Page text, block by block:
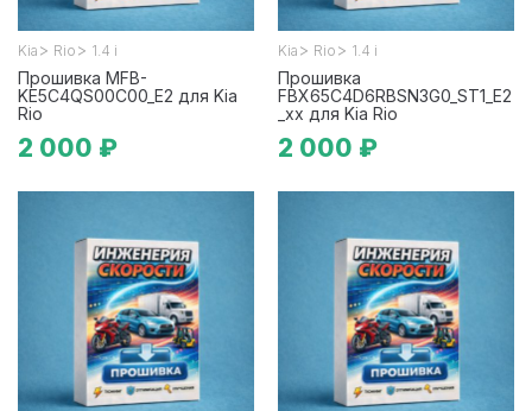
Kia > Rio > 1.4 i
Прошивка MFB-
KE5C4QS00C00_E2 для Kia
Rio
2 000 ₽
Kia > Rio > 1.4 i
Прошивка
FBX65C4D6RBSN3G0_ST1_E2
_xx для Kia Rio
2 000 ₽